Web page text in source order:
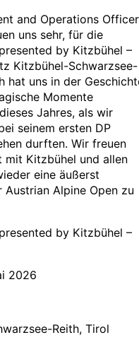
and Operations Officer
uns sehr, für die
by Kitzbühel –
Kitzbühel-Schwarzsee-
hat uns in der
Momente
Jahres, als wir
seinem ersten DP
durften. Wir freuen
mit Kitzbühel und allen
eine äußerst
Alpine Open zu
by Kitzbühel –
2026
Reith, Tirol